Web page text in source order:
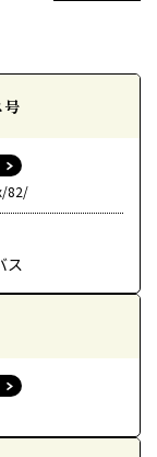
号
82/
ス